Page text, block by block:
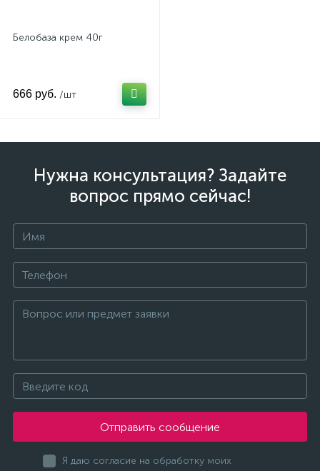
Белобаза крем 40г
666 руб. /шт
Нужна консультация? Задайте
вопрос прямо сейчас!
Отправить сообщение
Я даю согласие на обработку моих